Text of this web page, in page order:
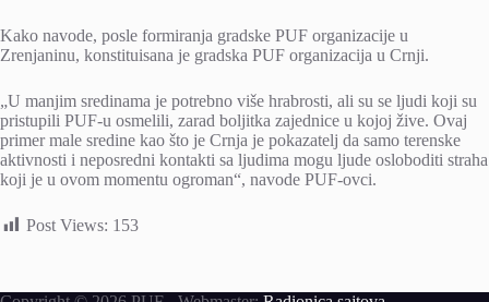
Kako navode, posle formiranja gradske PUF organizacije u
Zrenjaninu, konstituisana je gradska PUF organizacija u Crnji.
„U manjim sredinama je potrebno više hrabrosti, ali su se ljudi koji su
pristupili PUF-u osmelili, zarad boljitka zajednice u kojoj žive. Ovaj
primer male sredine kao što je Crnja je pokazatelj da samo terenske
aktivnosti i neposredni kontakti sa ljudima mogu ljude osloboditi straha
koji je u ovom momentu ogroman“, navode PUF-ovci.
Post Views: 153